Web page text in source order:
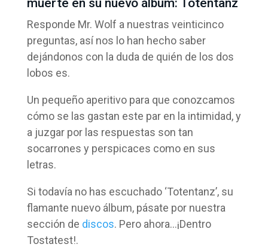
Responde Mr. Wolf a nuestras veinticinco
preguntas, así nos lo han hecho saber
dejándonos con la duda de quién de los dos
lobos es.
Un pequeño aperitivo para que conozcamos
cómo se las gastan este par en la intimidad, y
a juzgar por las respuestas son tan
socarrones y perspicaces como en sus
letras.
Si todavía no has escuchado ‘Totentanz’, su
flamante nuevo álbum, pásate por nuestra
sección de discos. Pero ahora…¡Dentro
Tostatest!.